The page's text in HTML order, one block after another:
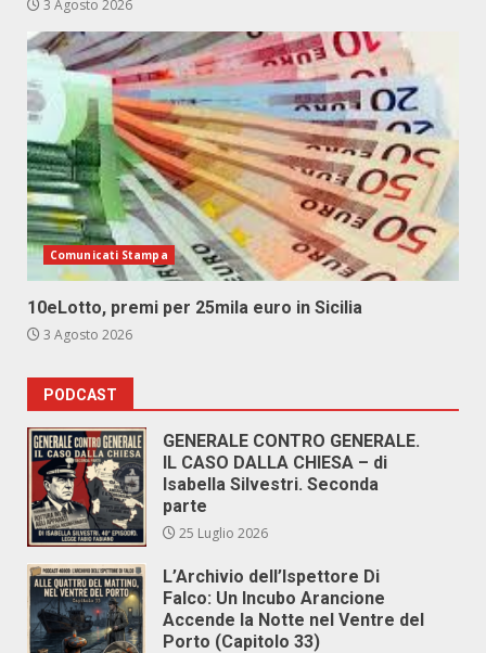
3 Agosto 2026
Comunicati Stampa
10eLotto, premi per 25mila euro in Sicilia
3 Agosto 2026
PODCAST
GENERALE CONTRO GENERALE.
IL CASO DALLA CHIESA – di
Isabella Silvestri. Seconda
parte
25 Luglio 2026
L’Archivio dell’Ispettore Di
Falco: Un Incubo Arancione
Accende la Notte nel Ventre del
Porto (Capitolo 33)